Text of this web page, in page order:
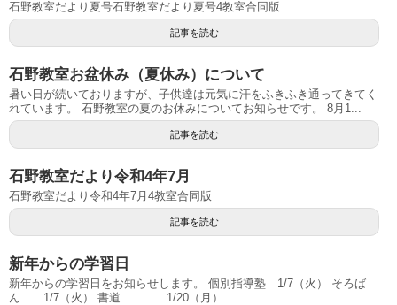
石野教室だより夏号石野教室だより夏号4教室合同版
記事を読む
石野教室お盆休み（夏休み）について
暑い日が続いておりますが、子供達は元気に汗をふきふき通ってきてく
れています。 石野教室の夏のお休みについてお知らせです。 8月1...
記事を読む
石野教室だより令和4年7月
石野教室だより令和4年7月4教室合同版
記事を読む
新年からの学習日
新年からの学習日をお知らせします。 個別指導塾 1/7（火） そろば
ん 1/7（火） 書道 1/20（月） ...